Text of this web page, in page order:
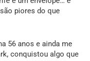
piores do que
56 anos e ainda me
conquistou algo que